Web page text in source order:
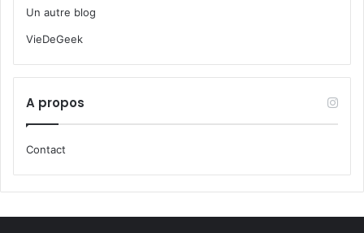
Un autre blog
VieDeGeek
A propos
Contact